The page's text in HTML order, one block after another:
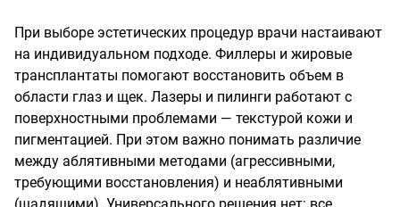
При выборе эстетических процедур врачи настаивают
на индивидуальном подходе. Филлеры и жировые
трансплантаты помогают восстановить объем в
области глаз и щек. Лазеры и пилинги работают с
поверхностными проблемами — текстурой кожи и
пигментацией. При этом важно понимать различие
между аблятивными методами (агрессивными,
требующими восстановления) и неаблятивными
(щадящими). Универсального решения нет: все